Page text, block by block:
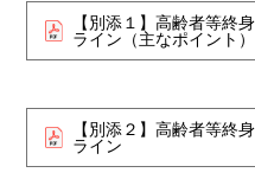
【別添１】高齢者等終
ライン（主なポイント）
【別添２】高齢者等終
ライン